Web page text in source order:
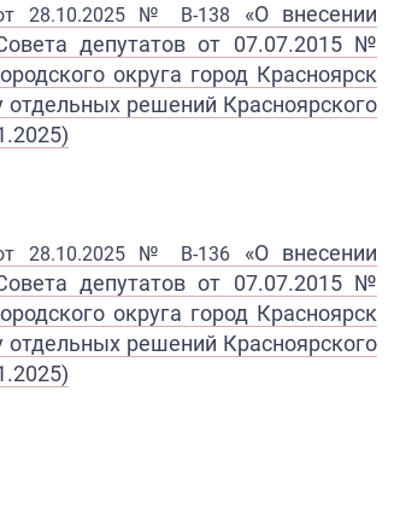
от 28.10.2025 № В-138 «О внесении
депутатов от 07.07.2015 №
округа город Красноярск
отдельных решений Красноярского
от 28.10.2025 № В-136 «О внесении
депутатов от 07.07.2015 №
округа город Красноярск
отдельных решений Красноярского